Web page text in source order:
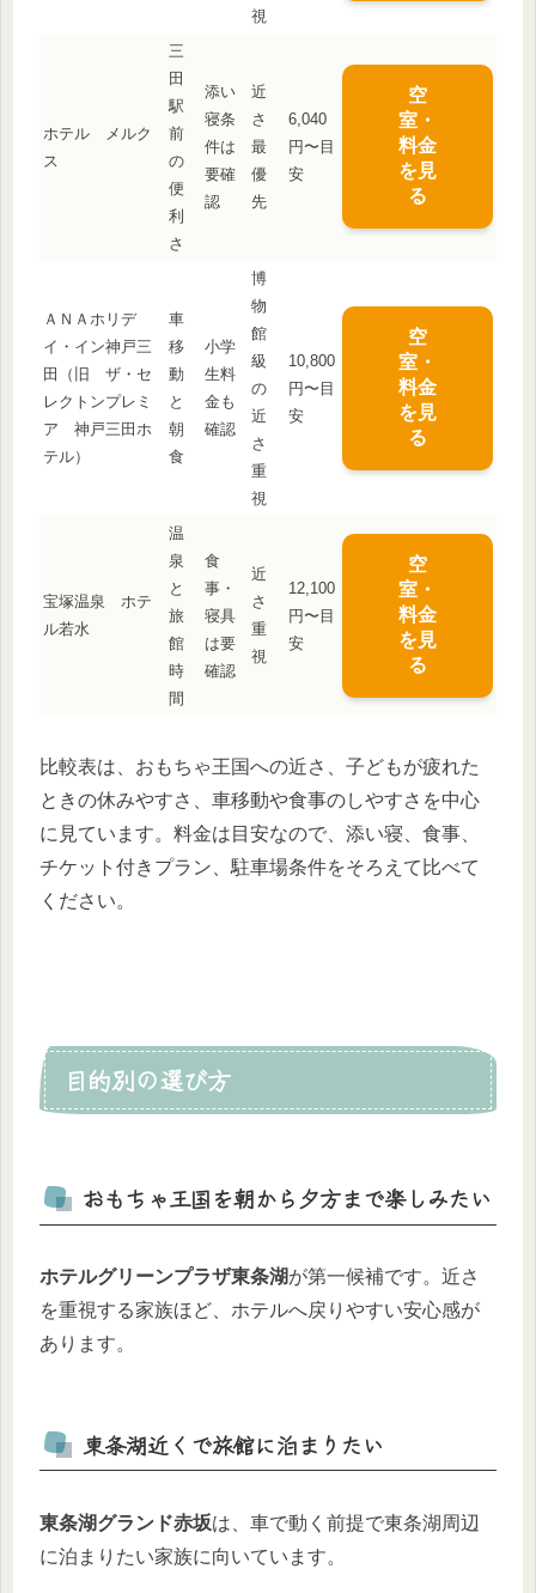
視
ホテル メルク
ス
三
田
駅
前
の
便
利
さ
添い
寝条
件は
要確
認
近
さ
最
優
先
6,040
円〜目
安
空
室・
料金
を見
る
ＡＮＡホリデ
イ・イン神戸三
田（旧 ザ・セ
レクトンプレミ
ア 神戸三田ホ
テル）
車
移
動
と
朝
食
小学
生料
金も
確認
博
物
館
級
の
近
さ
重
視
10,800
円〜目
安
空
室・
料金
を見
る
宝塚温泉 ホテ
ル若水
温
泉
と
旅
館
時
間
食
事・
寝具
は要
確認
近
さ
重
視
12,100
円〜目
安
空
室・
料金
を見
る
比較表は、おもちゃ王国への近さ、子どもが疲れた
ときの休みやすさ、車移動や食事のしやすさを中心
に見ています。料金は目安なので、添い寝、食事、
チケット付きプラン、駐車場条件をそろえて比べて
ください。
目的別の選び方
おもちゃ王国を朝から夕方まで楽しみたい
ホテルグリーンプラザ東条湖が第一候補です。近さ
を重視する家族ほど、ホテルへ戻りやすい安心感が
あります。
東条湖近くで旅館に泊まりたい
東条湖グランド赤坂は、車で動く前提で東条湖周辺
に泊まりたい家族に向いています。